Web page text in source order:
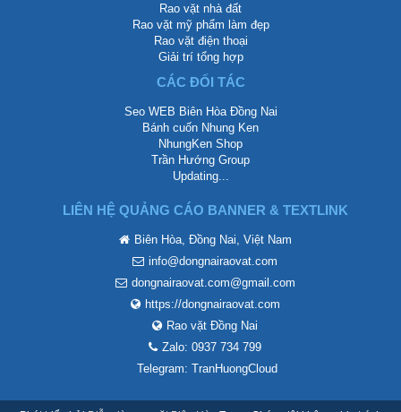
Rao vặt nhà đất
Rao vặt mỹ phẩm làm đẹp
Rao vặt điện thoại
Giải trí tổng hợp
CÁC ĐỐI TÁC
Seo WEB Biên Hòa Đồng Nai
Bánh cuốn Nhung Ken
NhungKen Shop
Trần Hướng Group
Updating...
LIÊN HỆ QUẢNG CÁO BANNER & TEXTLINK
Biên Hòa, Đồng Nai, Việt Nam
info@dongnairaovat.com
dongnairaovat.com@gmail.com
https://dongnairaovat.com
Rao vặt Đồng Nai
Zalo: 0937 734 799
Telegram: TranHuongCloud